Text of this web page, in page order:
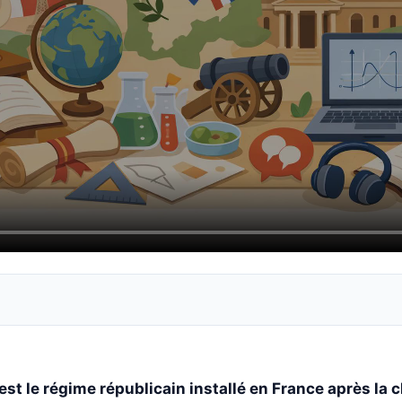
le régime républicain installé en France après la